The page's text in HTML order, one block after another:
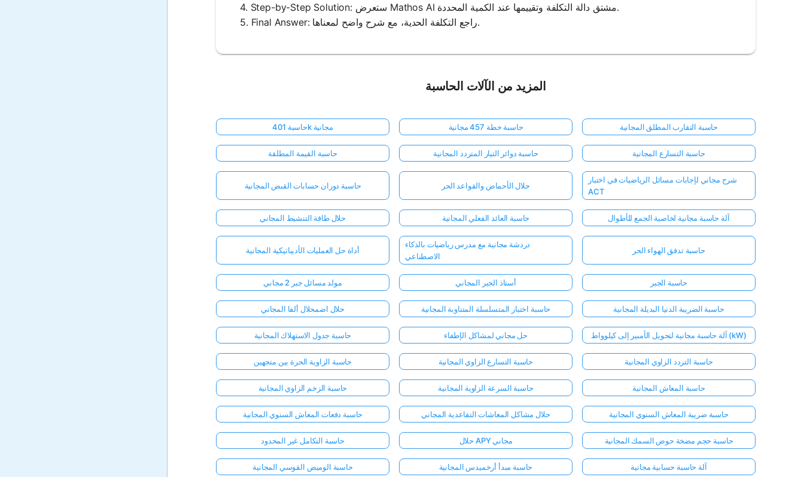
4. Step-by-Step Solution: ستعرض Mathos AI مشتق دالة التكلفة وتقييمها عند الكمية المحددة.
5. Final Answer: راجع التكلفة الحدية، مع شرح واضح لمعناها.
المزيد من الآلات الحاسبة
حاسبة 401k مجانية حاسبة خطة 457 مجانية حاسبة التقارب المطلق المجانية
حاسبة القيمة المطلقة حاسبة دوائر التيار المتردد المجانية حاسبة التسارع المجانية
حاسبة دوران حسابات القبض المجانية حلال الأحماض والقواعد الحر
شرح مجاني لإجابات مسائل الرياضيات في اختبار
ACT
حلال طاقة التنشيط المجاني حاسبة العائد الفعلي المجانية آلة حاسبة مجانية لخاصية الجمع للأطوال
أداة حل العمليات الأديباتيكية المجانية
دردشة مجانية مع مدرس رياضيات بالذكاء
الاصطناعي
حاسبة تدفق الهواء الحر
مولد مسائل جبر 2 مجاني أستاذ الجبر المجاني حاسبة الجبر
حلال اضمحلال ألفا المجاني حاسبة اختبار المتسلسلة المتناوبة المجانية حاسبة الضريبة الدنيا البديلة المجانية
حاسبة جدول الاستهلاك المجانية حل مجاني لمشاكل الإطفاء آلة حاسبة مجانية لتحويل الأمبير إلى كيلوواط (kW)
حاسبة الزاوية الحرة بين متجهين حاسبة التسارع الزاوي المجانية حاسبة التردد الزاوي المجانية
حاسبة الزخم الزاوي المجانية حاسبة السرعة الزاوية المجانية حاسبة المعاش المجانية
حاسبة دفعات المعاش السنوي المجانية حلال مشاكل المعاشات التقاعدية المجاني حاسبة ضريبة المعاش السنوي المجانية
حاسبة التكامل غير المحدود حلال APY مجاني حاسبة حجم مضخة حوض السمك المجانية
حاسبة الوميض القوسي المجانية حاسبة مبدأ أرخميدس المجانية آلة حاسبة حسابية مجانية